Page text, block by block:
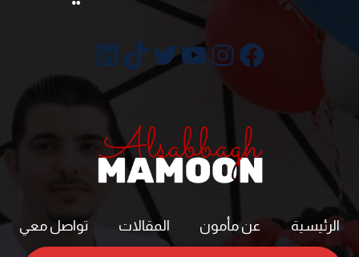
فيسبوك
إنستجرام
يوتيوب
تويترتيك توك
لينكد إن
الرئيسية عن مأمون المقالات تواصل معي